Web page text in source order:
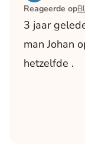
Reageerde op
3 jaar
man Johan
hetzelfde .